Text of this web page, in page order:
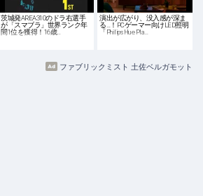
茨城発AREA310のドラ右選手
が「スマブラ」世界ランク年
間1位を獲得！16歳…
演出が広がり、没入感が深ま
る…！PCゲーマー向けLED照明
「Philips Hue Pla…
ファブリックミスト 土佐ベルガモット